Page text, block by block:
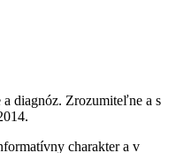
a diagnóz. Zrozumiteľne a s
charakter a v